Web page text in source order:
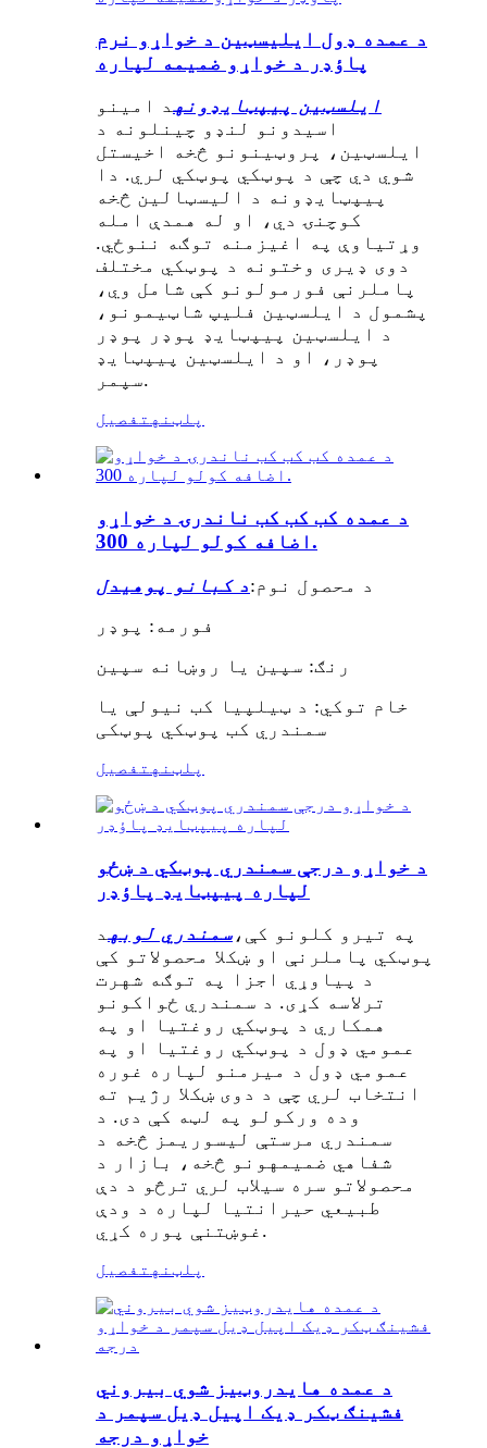
د عمده ډول ایلیسټین د خواړو نرم
پاؤډر د خواړو ضمیمه لپاره
ايلسټین پیپټایډونهد امینو
اسیدونو لنډو چینلونه د
ایلسټین، پروټینونو څخه اخیستل
شوي دي چې د پوټکي پوټکي لري. دا
پیپټایډونه د اليسټالین څخه
کوچنۍ دي، او له همدې امله
وړتیاوې په اغیزمنه توګه ننوځي.
دوی ډیری وختونه د پوټکي مختلف
پاملرنې فورمولونو کې شامل وي،
پشمول د ایلسټین فلیپ شاټیمونو،
د ایلسټین پیپټایډ پوډر پوډر
پوډر، او د ایلسټین پیپټایډ
سپمر.
پلټنه تفصیل
د عمده کب کب کب ناندرۍ د خواړو
اضافه کولو لپاره 300.
د محصول نوم:د کبانو پوهیدل
فورمه: پوډر
رنګ: سپین یا روښانه سپین
خام توکي: د ټیلپیا کب نیولې یا
سمندري کب پوټکي پوټکی
پلټنه تفصیل
د خواړو درجې سمندري پوټکي د ښځو
لپاره پیپټایډ پاؤډر
په تیرو کلونو کې، سمندري لوبهد
پوټکي پاملرنې او ښکلا محصولاتو کې
د پیاوړي اجزا په توګه شهرت
ترلاسه کړی. د سمندري ځواکونو
همکاري د پوټکي روغتیا او په
عمومي ډول د پوټکي روغتیا او په
عمومي ډول د میرمنو لپاره غوره
انتخاب لري چې د دوی ښکلا رژیم ته
وده ورکولو په لټه کې دی. د
سمندري مرستې لیسوریمز څخه د
شفاهي ضمیمهونو څخه، بازار د
محصولاتو سره سیلاب لري ترڅو د دې
طبیعي حیرانتیا لپاره د ودې
غوښتنې پوره کړي.
پلټنه تفصیل
د عمده هایدروټیز شوي بیروني
فشینګ ټکر ډیک اپیل ډیل سپمر د
خواړو درجه